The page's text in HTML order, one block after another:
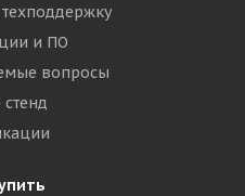
и ПО
вопросы